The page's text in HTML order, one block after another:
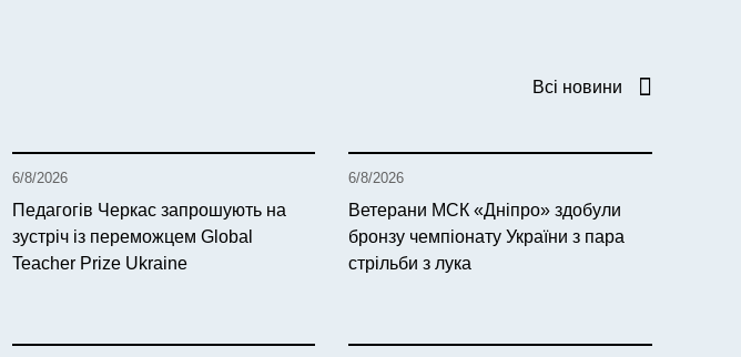
Всі новини
6/8/2026
Педагогів Черкас запрошують на
зустріч із переможцем Global
Teacher Prize Ukraine
6/8/2026
Ветерани МСК «Дніпро» здобули
бронзу чемпіонату України з пара
стрільби з лука